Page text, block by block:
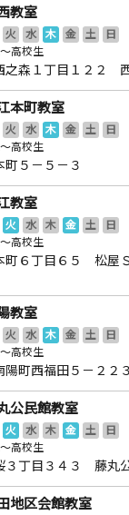
教室
火 水 木 金 土
日
高校生
之森１丁目１２２
本町教室
火 水 木 金 土
日
高校生
５－５－３
教室
火 水 木 金 土
日
高校生
町６丁目６５ 松屋
教室
火 水 木 金 土
日
高校生
町西福田５－２２
公民館教室
火 水 木 金 土
日
高校生
３丁目３４３ 藤丸
地区会館教室